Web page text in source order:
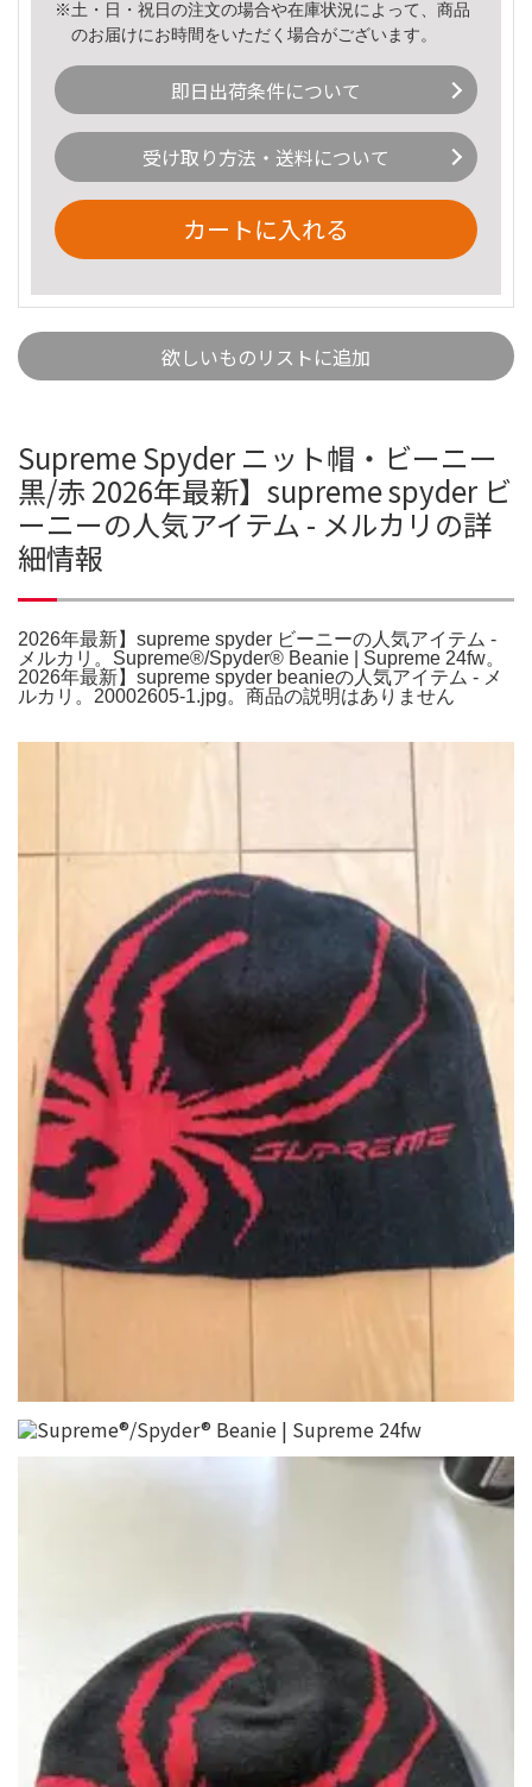
※土・日・祝日の注文の場合や在庫状況によって、商品
のお届けにお時間をいただく場合がございます。
即日出荷条件について
受け取り方法・送料について
カートに入れる
欲しいものリストに追加
Supreme Spyder ニット帽・ビーニー
黒/赤 2026年最新】supreme spyder ビ
ーニーの人気アイテム - メルカリの詳
細情報
2026年最新】supreme spyder ビーニーの人気アイテム -
メルカリ。Supreme®/Spyder® Beanie | Supreme 24fw。
2026年最新】supreme spyder beanieの人気アイテム - メ
ルカリ。20002605-1.jpg。商品の説明はありません